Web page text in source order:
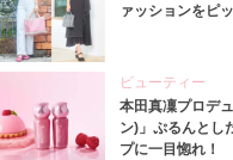
ァッションをピ
ビューティー
本田真凜プロデ
ン)」ぷるんとし
プに一目惚れ！